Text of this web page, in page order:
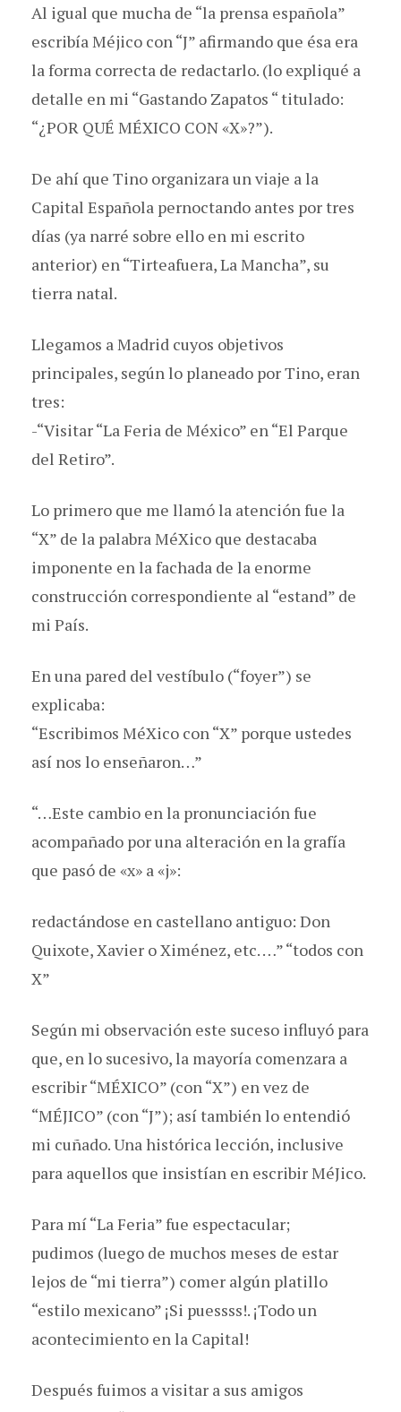
Al igual que mucha de “la prensa española”
escribía Méjico con “J” afirmando que ésa era
la forma correcta de redactarlo. (lo expliqué a
detalle en mi “Gastando Zapatos “ titulado:
“¿POR QUÉ MÉXICO CON «X»?”).
De ahí que Tino organizara un viaje a la
Capital Española pernoctando antes por tres
días (ya narré sobre ello en mi escrito
anterior) en “Tirteafuera, La Mancha”, su
tierra natal.
Llegamos a Madrid cuyos objetivos
principales, según lo planeado por Tino, eran
tres:
-“Visitar “La Feria de México” en “El Parque
del Retiro”.
Lo primero que me llamó la atención fue la
“X” de la palabra MéXico que destacaba
imponente en la fachada de la enorme
construcción correspondiente al “estand” de
mi País.
En una pared del vestíbulo (“foyer”) se
explicaba:
“Escribimos MéXico con “X” porque ustedes
así nos lo enseñaron…”
“…Este cambio en la pronunciación fue
acompañado por una alteración en la grafía
que pasó de «x» a «j»:
redactándose en castellano antiguo: Don
Quixote, Xavier o Ximénez, etc. …” “todos con
X”
Según mi observación este suceso influyó para
que, en lo sucesivo, la mayoría comenzara a
escribir “MÉXICO” (con “X”) en vez de
“MÉJICO” (con “J”); así también lo entendió
mi cuñado. Una histórica lección, inclusive
para aquellos que insistían en escribir MéJico.
Para mí “La Feria” fue espectacular;
pudimos (luego de muchos meses de estar
lejos de “mi tierra”) comer algún platillo
“estilo mexicano” ¡Si puessss!. ¡Todo un
acontecimiento en la Capital!
Después fuimos a visitar a sus amigos